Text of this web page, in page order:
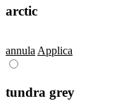
arctic
annulaApplica
tundra grey